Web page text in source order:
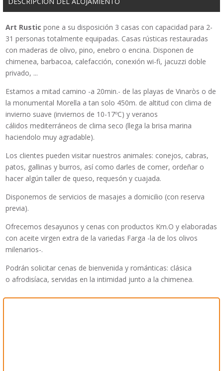
Art Rustic pone a su disposición 3 casas con capacidad para 2-
31 personas totalmente equipadas. Casas rústicas restauradas
con maderas de olivo, pino, enebro o encina. Disponen de
chimenea, barbacoa, calefacción, conexión wi-fi, jacuzzi doble
privado, ...
Estamos a mitad camino -a 20min.- de las playas de Vinaròs o de
la monumental Morella a tan solo 450m. de altitud con clima de
invierno suave (inviernos de 10-17ºC) y veranos
cálidos mediterráneos de clima seco (llega la brisa marina
haciendolo muy agradable).
Los clientes pueden visitar nuestros animales: conejos, cabras,
patos, gallinas y burros, así como darles de comer, ordeñar o
hacer algún taller de queso, requesón y cuajada.
Disponemos de servicios de masajes a domicilio (con reserva
previa).
Ofrecemos desayunos y cenas con productos Km.O y elaboradas
con aceite virgen extra de la variedas Farga -la de los olivos
milenarios-.
Podrán solicitar cenas de bienvenida y románticas: clásica
o afrodisíaca, servidas en la intimidad junto a la chimenea.